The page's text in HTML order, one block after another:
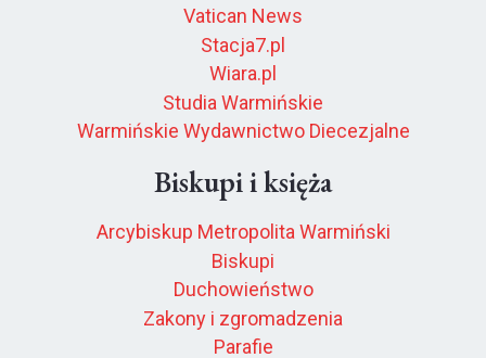
Vatican News
Stacja7.pl
Wiara.pl
Studia Warmińskie
Warmińskie Wydawnictwo Diecezjalne
Biskupi i księża
Arcybiskup Metropolita Warmiński
Biskupi
Duchowieństwo
Zakony i zgromadzenia
Parafie